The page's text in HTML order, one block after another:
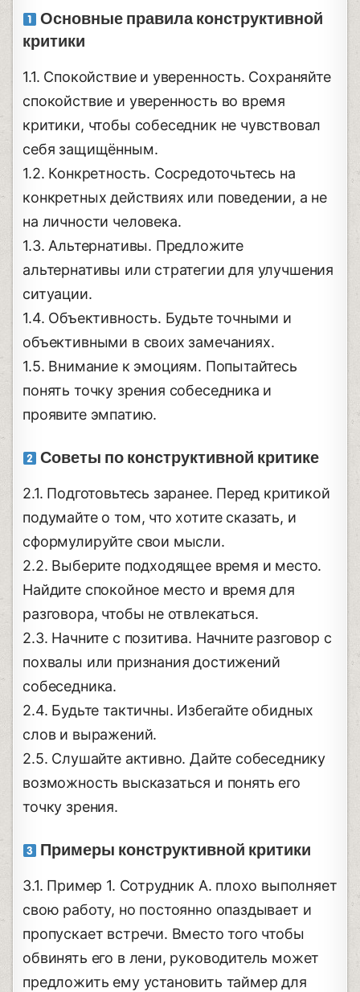
Основные правила конструктивной
критики
1.1. Спокойствие и уверенность. Сохраняйте
спокойствие и уверенность во время
критики, чтобы собеседник не чувствовал
себя защищённым.
1.2. Конкретность. Сосредоточьтесь на
конкретных действиях или поведении, а не
на личности человека.
1.3. Альтернативы. Предложите
альтернативы или стратегии для улучшения
ситуации.
1.4. Объективность. Будьте точными и
объективными в своих замечаниях.
1.5. Внимание к эмоциям. Попытайтесь
понять точку зрения собеседника и
проявите эмпатию.
Советы по конструктивной критике
2.1. Подготовьтесь заранее. Перед критикой
подумайте о том, что хотите сказать, и
сформулируйте свои мысли.
2.2. Выберите подходящее время и место.
Найдите спокойное место и время для
разговора, чтобы не отвлекаться.
2.3. Начните с позитива. Начните разговор с
похвалы или признания достижений
собеседника.
2.4. Будьте тактичны. Избегайте обидных
слов и выражений.
2.5. Слушайте активно. Дайте собеседнику
возможность высказаться и понять его
точку зрения.
Примеры конструктивной критики
3.1. Пример 1. Сотрудник А. плохо выполняет
свою работу, но постоянно опаздывает и
пропускает встречи. Вместо того чтобы
обвинять его в лени, руководитель может
предложить ему установить таймер для